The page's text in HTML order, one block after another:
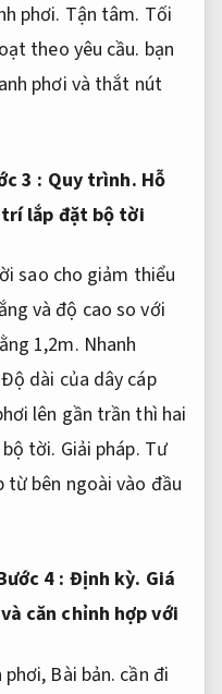
phơi. Tận tâm. Tối
theo yêu cầu. bạn
phơi và thắt nút
3 : Quy trình. Hỗ
lắp đặt bộ tời
sao cho giảm thiểu
và độ cao so với
1,2m. Nhanh
Độ dài của dây cáp
lên gần trần thì hai
tời. Giải pháp. Tư
từ bên ngoài vào đầu
4 : Định kỳ. Giá
căn chỉnh hợp với
phơi, Bài bản. cần đi